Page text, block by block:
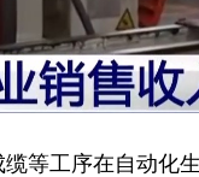
等工序在自动化